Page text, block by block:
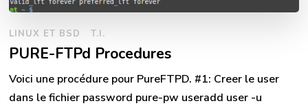
LINUX ET BSD T.I.
PURE-FTPd Procedures
Voici une procédure pour PureFTPD. #1: Creer le user
dans le fichier password pure-pw useradd user -u